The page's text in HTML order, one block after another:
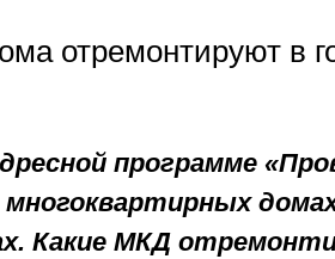
отремонтируют в
программе
домах
Какие МКД